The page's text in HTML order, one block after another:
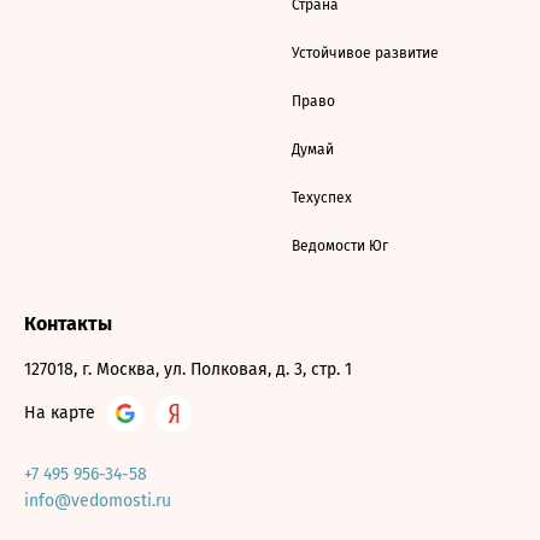
Страна
Устойчивое развитие
Право
Думай
Техуспех
Ведомости Юг
Контакты
127018, г. Москва, ул. Полковая, д. 3, стр. 1
На карте
+7 495 956-34-58
info@vedomosti.ru